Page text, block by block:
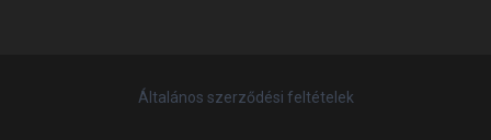
Általános szerződési feltételek